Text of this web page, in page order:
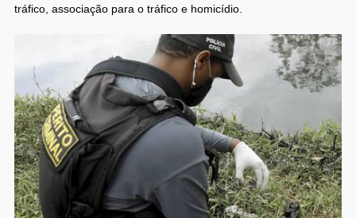
tráfico, associação para o tráfico e homicídio.